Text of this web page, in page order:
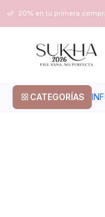
CATEGORÍAS
20% en tu primera
Inicio Packs
Packs